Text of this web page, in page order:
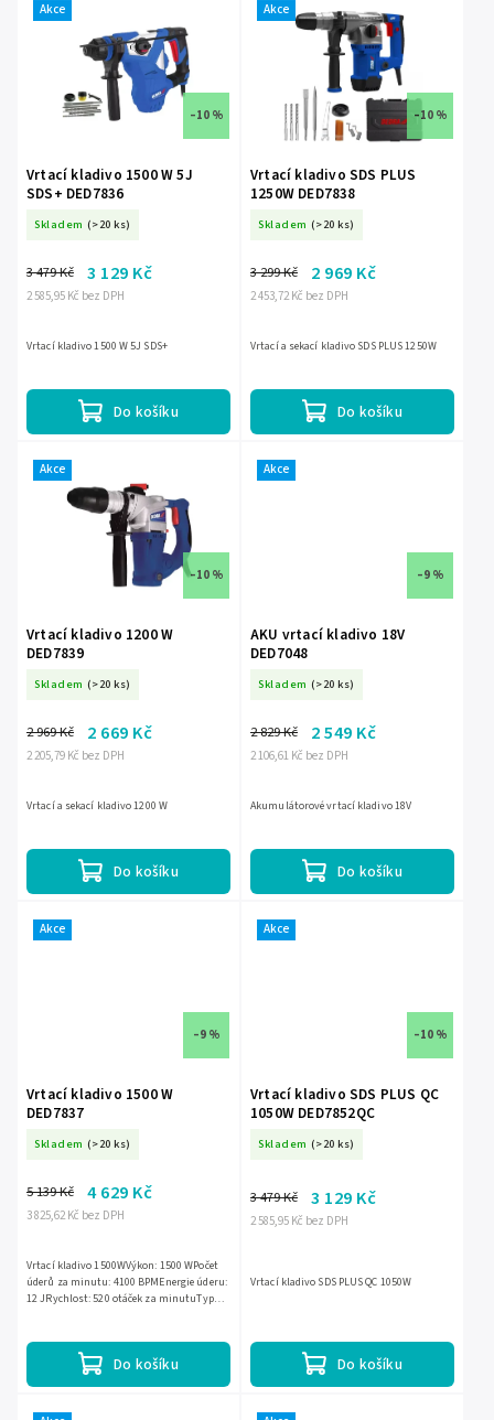
Abecedně
Akce
–10 %
Vrtací kladivo 1500 W 5J
SDS+ DED7836
Skladem (>20 ks)
2 585,95 Kč bez DPH
3 479 Kč 3 129 Kč
Do košíku
Vrtací kladivo 1500 W 5J SDS+
Akce
–10 %
Vrtací kladivo SDS PLUS
1250W DED7838
Skladem (>20 ks)
2 453,72 Kč bez DPH
3 299 Kč 2 969 Kč
Do košíku
Vrtací a sekací kladivo SDS PLUS 1250W
Akce
–10 %
Vrtací kladivo 1200 W
DED7839
Skladem (>20 ks)
2 205,79 Kč bez DPH
2 969 Kč 2 669 Kč
Do košíku
Vrtací a sekací kladivo 1200 W
Akce
–9 %
AKU vrtací kladivo 18V
DED7048
Skladem (>20 ks)
2 106,61 Kč bez DPH
2 829 Kč 2 549 Kč
Do košíku
Akumulátorové vrtací kladivo 18V
Akce
–9 %
Vrtací kladivo 1500 W
DED7837
Skladem (>20 ks)
3 825,62 Kč bez DPH
5 139 Kč 4 629 Kč
Do košíku
Vrtací kladivo 1500WVýkon: 1500 WPočet
úderů za minutu: 4100 BPMEnergie úderu:
12 JRychlost: 520 otáček za minutuTyp
Akce
–10 %
Vrtací kladivo SDS PLUS QC
1050W DED7852QC
Skladem (>20 ks)
2 585,95 Kč bez DPH
3 479 Kč 3 129 Kč
Do košíku
Vrtací kladivo SDS PLUS QC 1050W